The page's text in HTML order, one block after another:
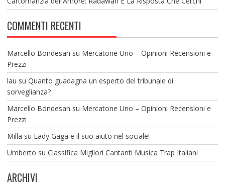
COMMENTI RECENTI
Marcello Bondesan su Mercatone Uno – Opinioni Recensioni e
Prezzi
lau su Quanto guadagna un esperto del tribunale di
sorveglianza?
Marcello Bondesan su Mercatone Uno – Opinioni Recensioni e
Prezzi
Milla su Lady Gaga e il suo aiuto nel sociale!
Umberto su Classifica Migliori Cantanti Musica Trap Italiani
ARCHIVI